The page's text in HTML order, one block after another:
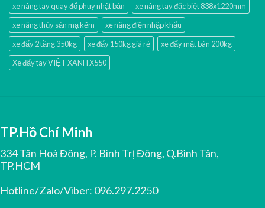
xe nâng tay quay đổ phuy nhật bản
xe nâng tay đặc biệt 838x1220mm
xe nâng thủy sản mạ kẽm
xe nâng điện nhập khấu
xe đẩy 2 tầng 350kg
xe đẩy 150kg giá rẻ
xe đẩy mặt bàn 200kg
Xe đẩy tay VIỆT XANH X550
TP.Hồ Chí Minh
334 Tân Hoà Đông, P. Bình Trị Đông, Q.Bình Tân,
TP.HCM
Hotline/Zalo/Viber: 096.297.2250